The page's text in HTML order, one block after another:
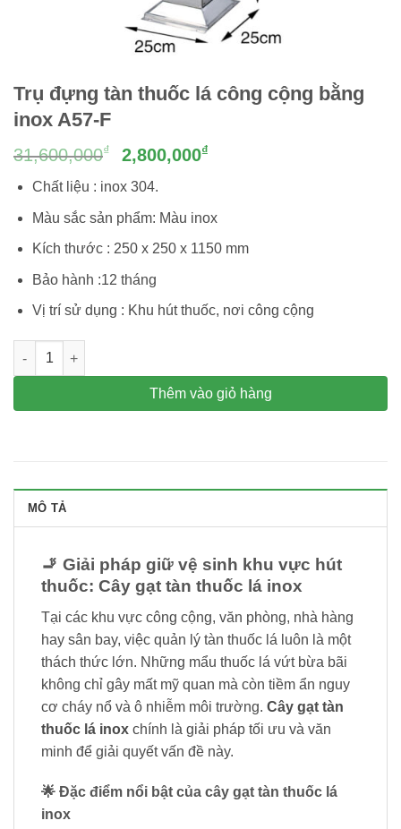
Trụ đựng tàn thuốc lá công cộng bằng
inox A57-F
31,600,000₫
Giá
là:
31,600,000₫.
2,800,000₫
là:
2,800,000₫.
Chất liệu : inox 304.
Màu sắc sản phẩm: Màu inox
Kích thước : 250 x 250 x 1150 mm
Bảo hành :12 tháng
Vị trí sử dụng : Khu hút thuốc, nơi công cộng
Trụ đựng tàn thuốc lá công cộng bằng inox A57-F số lượng
Thêm vào giỏ hàng
MÔ TẢ
🚬 Giải pháp giữ vệ sinh khu vực hút
thuốc: Cây gạt tàn thuốc lá inox
Tại các khu vực công cộng, văn phòng, nhà hàng
hay sân bay, việc quản lý tàn thuốc lá luôn là một
thách thức lớn. Những mẩu thuốc lá vứt bừa bãi
không chỉ gây mất mỹ quan mà còn tiềm ẩn nguy
cơ cháy nổ và ô nhiễm môi trường. Cây gạt tàn
thuốc lá inox chính là giải pháp tối ưu và văn
minh để giải quyết vấn đề này.
🌟 Đặc điểm nổi bật của cây gạt tàn thuốc lá
inox